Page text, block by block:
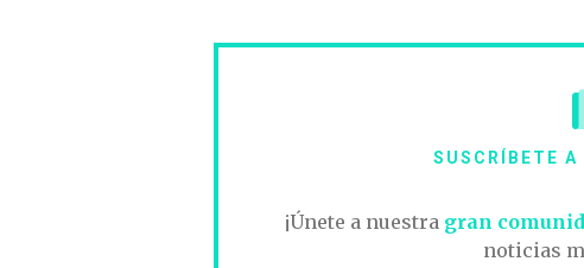
SUSCRÍBETE A
¡Únete a nuestra gran
noticias